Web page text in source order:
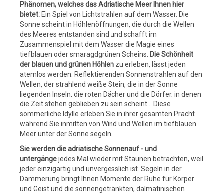
Phänomen, welches das Adriatische Meer Ihnen hier
bietet: Ein Spiel von Lichtstrahlen auf dem Wasser. Die
Sonne scheint in Höhlenöffnungen, die durch die Wellen
des Meeres entstanden sind und schafft im
Zusammenspiel mit dem Wasser die Magie eines
tiefblauen oder smaragdgrünen Scheins. Die Schönheit
der blauen und grünen Höhlen zu erleben, lässt jeden
atemlos werden. Reflektierenden Sonnenstrahlen auf den
Wellen, der strahlend weiße Stein, die in der Sonne
liegenden Inseln, die roten Dächer und die Dörfer, in denen
die Zeit stehen geblieben zu sein scheint... Diese
sommerliche Idylle erleben Sie in ihrer gesamten Pracht
während Sie inmitten von Wind und Wellen im tiefblauen
Meer unter der Sonne segeln.
Sie werden die adriatische Sonnenauf - und
untergängejedes Mal wieder mit Staunen betrachten, weil
jeder einzigartig und unvergesslich ist. Segeln in der
Dämmerung bringt Ihnen Momente der Ruhe für Körper
und Geist und die sonnengetränkten, dalmatinischen